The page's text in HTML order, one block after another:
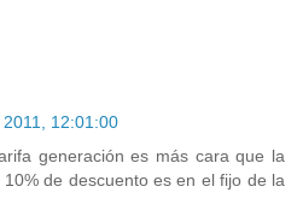
12:01:00
generación es más cara que la
de descuento es en el fijo de la